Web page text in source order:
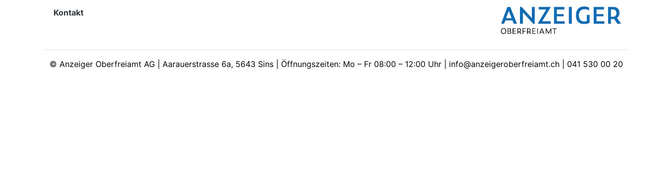
Kontakt
© Anzeiger Oberfreiamt AG | Aarauerstrasse 6a, 5643 Sins | Öffnungszeiten: Mo – Fr 08:00 – 12:00 Uhr | info@anzeigeroberfreiamt.ch | 041 530 00 20